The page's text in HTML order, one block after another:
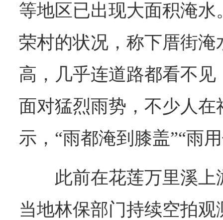
等地区已出现大面积淹
荣村的状况，称下厝街
高，几乎连道路都看不
面对猛烈雨势，不少人
示，“雨都淹到膝盖”“雨
此前在花莲万里溪
当地林保部门持续空拍